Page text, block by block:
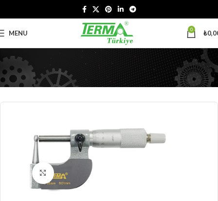
MENU 0 ₺
Büyütmek için tıklayın